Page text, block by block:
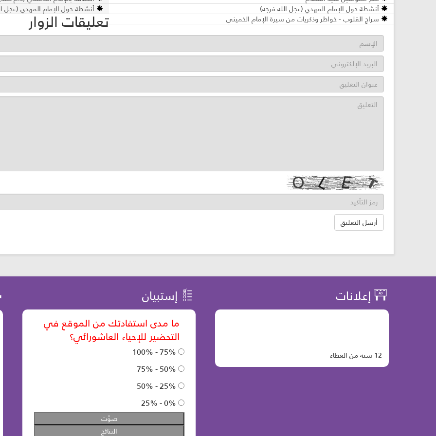
أنشطة حول الإمام المهدي (عجل الله فرجه)
أنشطة حول الإمام المهدي (عجل
سراج القلوب - خواطر وذكريات من سيرة الإمام الخميني
تعليقات الزوار
إعلانات
12 سنة من العطاء
إستبيان